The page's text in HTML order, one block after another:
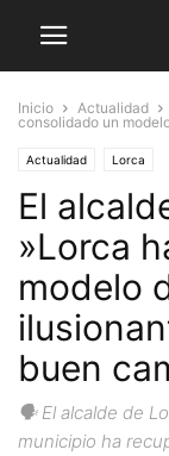
Inicio Actualidad
consolidado un
Actualidad Lorca
El
»Lorca
modelo
buen
🗣 El alcalde de
municipio ha